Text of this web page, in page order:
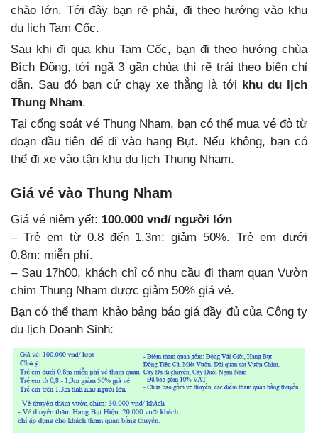
chào lớn. Tới đây bạn rẽ phải, đi theo hướng vào khu
du lịch Tam Cốc.
Sau khi đi qua khu Tam Cốc, bạn đi theo hướng chùa
Bích Động, tới ngã 3 gần chùa thì rẽ trái theo biển chỉ
dẫn. Sau đó bạn cứ chạy xe thẳng là tới khu du lịch
Thung Nham.
Tại cổng soát vé Thung Nham, bạn có thể mua vé đò từ
đoạn đầu tiên để đi vào hang Bụt. Nếu không, bạn có
thể đi xe vào tận khu du lịch Thung Nham.
Giá vé vào Thung Nham
Giá vé niêm yết: 100.000 vnđ/ người lớn
– Trẻ em từ 0.8 đến 1.3m: giảm 50%. Trẻ em dưới
0.8m: miễn phí.
– Sau 17h00, khách chỉ có nhu cầu đi tham quan Vườn
chim Thung Nham được giảm 50% giá vé.
Bạn có thể tham khảo bảng báo giá đầy đủ của Công ty
du lịch Doanh Sinh: